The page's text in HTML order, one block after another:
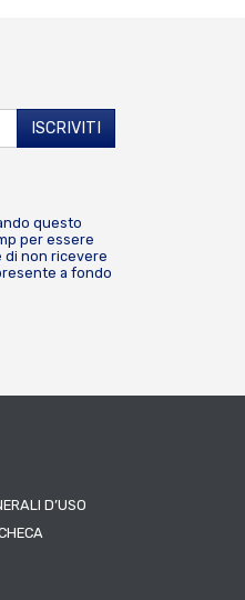
questo
per essere
di non ricevere
a fondo
D’USO